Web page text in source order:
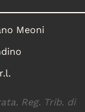
Meoni
Reg. Trib. di